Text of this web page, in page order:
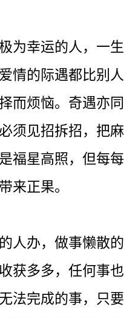
为幸运的人，一生
情的际遇都比别人
而烦恼。奇遇亦同
须见招拆招，把麻
福星高照，但每每
来正果。
人办，做事懒散的
获多多，任何事也
法完成的事，只要